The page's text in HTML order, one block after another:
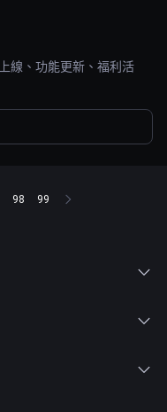
線、功能更新、福利活
98 99